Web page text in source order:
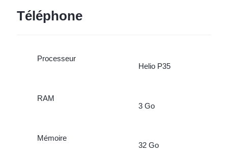
Téléphone
Processeur
Helio P35
RAM
3 Go
Mémoire
32 Go